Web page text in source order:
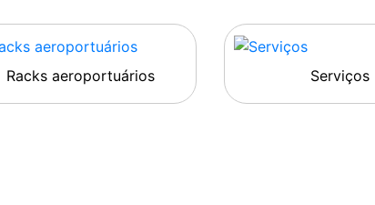
Racks aeroportuários Serviços